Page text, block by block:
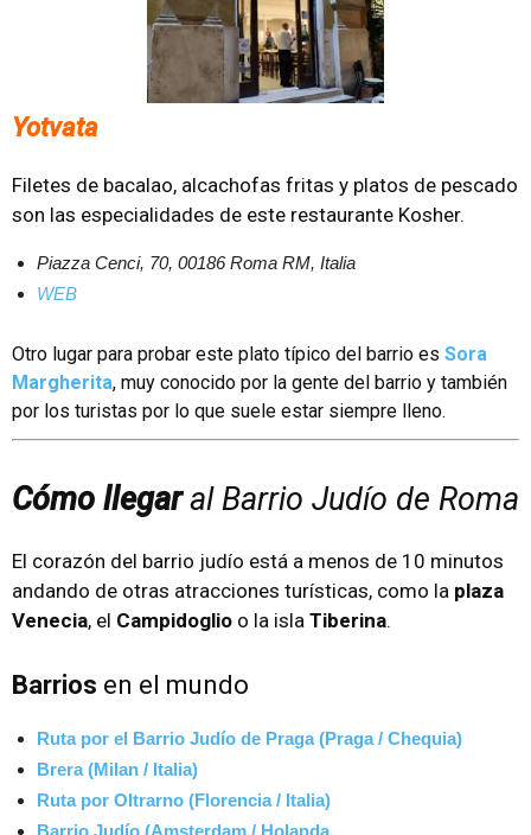
Yotvata
Filetes de bacalao, alcachofas fritas y platos de pescado
son las especialidades de este restaurante Kosher.
Piazza Cenci, 70, 00186 Roma RM, Italia
WEB
Otro lugar para probar este plato típico del barrio es Sora
Margherita, muy conocido por la gente del barrio y también
por los turistas por lo que suele estar siempre lleno.
Cómo llegaral Barrio Judío de Roma
El corazón del barrio judío está a menos de 10 minutos
andando de otras atracciones turísticas, como la plaza
Venecia, el Campidoglio o la isla Tiberina.
Barrios en el mundo
Ruta por el Barrio Judío de Praga (Praga / Chequia)
Brera (Milan / Italia)
Ruta por Oltrarno (Florencia / Italia)
Barrio Judío (Amsterdam / Holanda